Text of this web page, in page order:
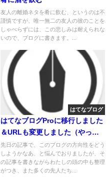
友人の離婚ネタを肴に飲む、というのは不
謹慎ですが、唯一無二の友人の彼のことを
しゃべらずには、この悲しみは耐えられな
いので、ブログに書きます。...
はてなブログ
はてなブログProに移行しました
＆URLも変更しました（やった
こと＆やるべきこと随時更新）
先日の記事で、このブログの方向性をどう
しようかなあ、と悩んでおりましたが、そ
の記事を書きながらわたしの頭の中も整理
がつき、また多くの先人たち...